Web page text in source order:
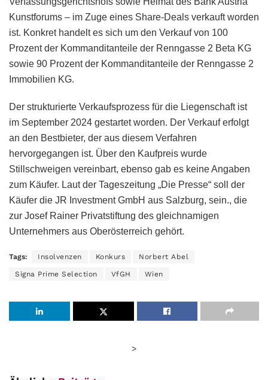
Kunstforums – im Zuge eines Share-Deals verkauft worden
ist. Konkret handelt es sich um den Verkauf von 100
Prozent der Kommanditanteile der Renngasse 2 Beta KG
sowie 90 Prozent der Kommanditanteile der Renngasse 2
Immobilien KG.
Der strukturierte Verkaufsprozess für die Liegenschaft ist
im September 2024 gestartet worden. Der Verkauf erfolgt
an den Bestbieter, der aus diesem Verfahren
hervorgegangen ist. Über den Kaufpreis wurde
Stillschweigen vereinbart, ebenso gab es keine Angaben
zum Käufer. Laut der Tageszeitung „Die Presse“ soll der
Käufer die JR Investment GmbH aus Salzburg, sein., die
zur Josef Rainer Privatstiftung des gleichnamigen
Unternehmers aus Oberösterreich gehört.
Tags: Insolvenzen Konkurs Norbert Abel
Signa Prime Selection VfGH Wien
>